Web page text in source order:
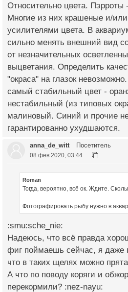
Относительно цвета. Пэрроты
Многие из них крашеные и/
усилителями цвета. В
сильно менять внешний вид
от незначительных
выцветания. Определить
"окраса" на глазок
самый стабильный цвет -
нестабильный (из типовых
малиновый. Синий и прочие
гарантированно ухудшаются.
anna_de_witt Посетитель
08 фев 2020, 03:44
Roman
Тогда, вероятно, всё ок. Ждите.
Фотографировать рыбу нужно в
:smu:sche_nie:
Надеюсь, что всё правда
фиг поймаешь сейчас, я даже
что в таких щелях можно
А что по поводу коряги и
перекормили? :nez-nayu: